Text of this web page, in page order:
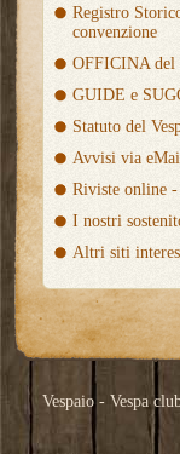
Registro
convenzione
OFFICINA del
GUIDE e
Statuto del
Avvisi via
Riviste online
I nostri
Altri siti
Vespaio - Vespa